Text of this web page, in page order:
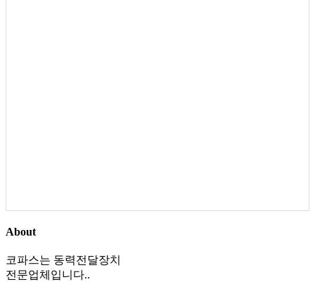
About
코파스는 동력전달장치
전문업체입니다..